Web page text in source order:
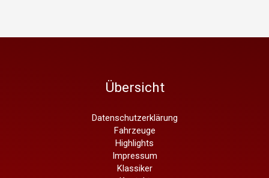
Übersicht
Datenschutzerklärung
Fahrzeuge
Highlights
Impressum
Klassiker